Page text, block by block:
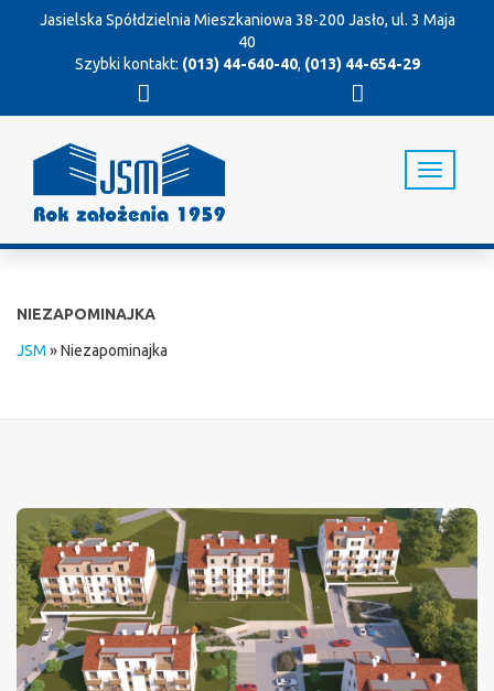
Jasielska Spółdzielnia Mieszkaniowa 38-200 Jasło, ul. 3 Maja
40
Szybki kontakt: (013) 44-640-40, (013) 44-654-29
T
o
NIEZAPOMINAJKA
JSM »Niezapominajka